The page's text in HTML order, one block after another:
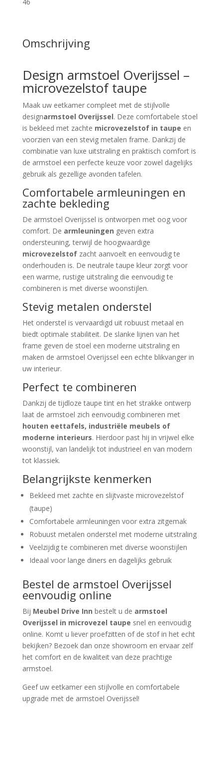
Omschrijving
Design armstoel Overijssel –
microvezelstof taupe
Maak uw eetkamer compleet met de stijlvolle
designarmstoel Overijssel. Deze comfortabele stoel
is bekleed met zachte microvezelstof in taupe en
voorzien van een stevig metalen frame. Dankzij de
combinatie van luxe uitstraling en praktisch comfort is
de armstoel een perfecte keuze voor zowel dagelijks
gebruik als gezellige avonden tafelen.
Comfortabele armleuningen en
zachte bekleding
De armstoel Overijssel is ontworpen met oog voor
comfort. De armleuningen geven extra
ondersteuning, terwijl de hoogwaardige
microvezelstofzacht aanvoelt en eenvoudig te
onderhouden is. De neutrale taupe kleur zorgt voor
een warme, rustige uitstraling die eenvoudig te
combineren is met diverse woonstijlen.
Stevig metalen onderstel
Het onderstel is vervaardigd uit robuust metaal en
biedt optimale stabiliteit. De slanke lijnen van het
frame geven de stoel een moderne uitstraling en
maken de armstoel Overijssel een echte blikvanger in
uw interieur.
Perfect te combineren
Dankzij de tijdloze taupe tint en het strakke ontwerp
laat de armstoel zich eenvoudig combineren met
houten eettafels, industriële meubels of
moderne interieurs. Hierdoor past hij in vrijwel elke
woonstijl, van landelijk tot industrieel en van modern
tot klassiek.
Belangrijkste kenmerken
Bekleed met zachte en slijtvaste microvezelstof
(taupe)
Comfortabele armleuningen voor extra zitgemak
Robuust metalen onderstel met moderne uitstraling
Veelzijdig te combineren met diverse woonstijlen
Ideaal voor lange diners en dagelijks gebruik
Bestel de armstoel Overijssel
eenvoudig online
Bij Meubel Drive Inn bestelt u de armstoel
Overijssel in microvezel taupe snel en eenvoudig
online. Komt u liever proefzitten of de stof in het echt
bekijken? Bezoek dan onze showroom en ervaar zelf
het comfort en de kwaliteit van deze prachtige
armstoel.
Geef uw eetkamer een stijlvolle en comfortabele
upgrade met de armstoel Overijssel!